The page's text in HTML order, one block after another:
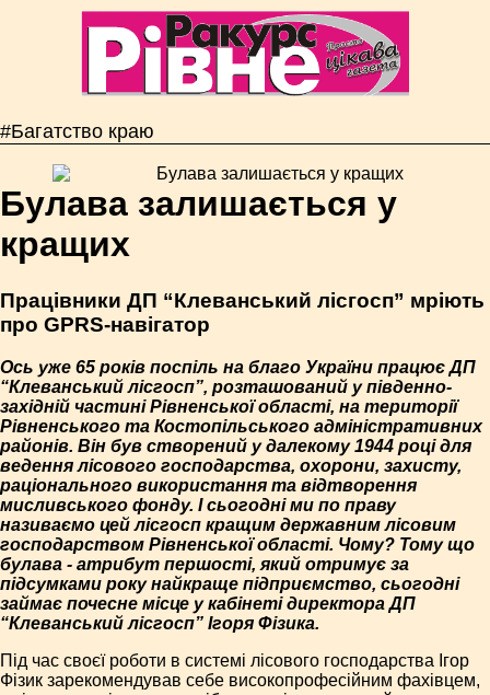
#Багатство краю
Булава залишається у
кращих
Працівники ДП “Клеванський лісгосп” мріють
про GPRS-навігатор
Ось уже 65 років поспіль на благо України працює ДП
“Клеванський лісгосп”, розташований у південно-
західній частині Рівненської області, на території
Рівненського та Костопільського адміністративних
районів. Він був створений у далекому 1944 році для
ведення лісового господарства, охорони, захисту,
раціонального використання та відтворення
мисливського фонду. І сьогодні ми по праву
називаємо цей лісгосп кращим державним лісовим
господарством Рівненської області. Чому? Тому що
булава - атрибут першості, який отримує за
підсумками року найкраще підприємство, сьогодні
займає почесне місце у кабінеті директора ДП
“Клеванський лісгосп” Ігоря Фізика.
Під час своєї роботи в системі лісового господарства Ігор
Фізик зарекомендував себе високопрофесійним фахівцем,